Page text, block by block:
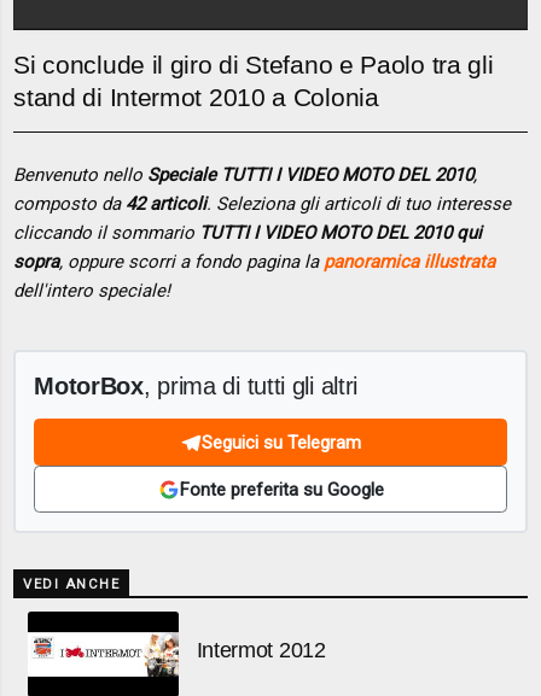
Si conclude il giro di Stefano e Paolo tra gli
stand di Intermot 2010 a Colonia
Benvenuto nello Speciale TUTTI I VIDEO MOTO DEL 2010,
composto da 42 articoli. Seleziona gli articoli di tuo interesse
cliccando il sommario TUTTI I VIDEO MOTO DEL 2010 qui
sopra, oppure scorri a fondo pagina la panoramica illustrata
dell'intero speciale!
MotorBox, prima di tutti gli altri
Seguici su Telegram
Fonte preferita su Google
VEDI ANCHE
Intermot 2012